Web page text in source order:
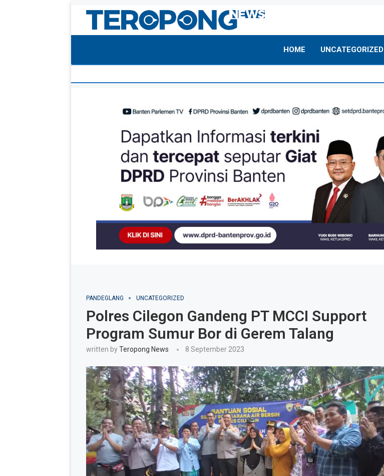
HOME UNCATEGORIZED
PANDEGLANG UNCATEGORIZED
Polres Cilegon Gandeng PT MCCI Support
Program Sumur Bor di Gerem Talang
written byTeropong News 8 September 2023